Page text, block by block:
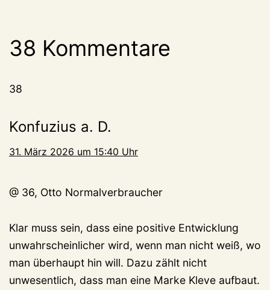
38 Kommentare
38
Konfuzius a. D.
31. März 2026 um 15:40 Uhr
@ 36, Otto Normalverbraucher
Klar muss sein, dass eine positive Entwicklung
unwahrscheinlicher wird, wenn man nicht weiß, wo
man überhaupt hin will. Dazu zählt nicht
unwesentlich, dass man eine Marke Kleve aufbaut.